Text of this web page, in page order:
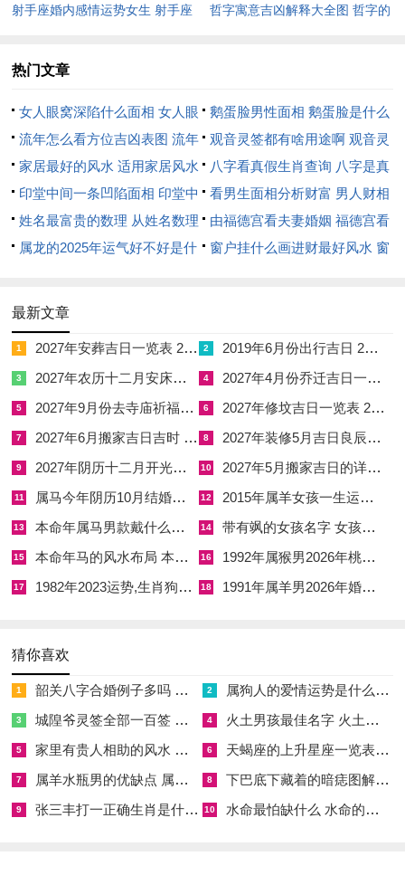
丙午年九月初十壬寅日。即阳历十月十九日，有青龙黄道吉神当
金，壬水坐寅木，水生木旺，木旺则九紫火势更盛，青龙属木，
之气贯通无碍。此日冲猴煞北，属猴者避之，北边方位忌动土，
东南方位则安然无虞。
值，兼有天德合星护持，明堂主开明通达，天德合主福泽绵长。
癸卯纳音金箔金，癸水坐卯木，水生木旺，卯为震宫正位属木，
与东南巽宫木气同气相求，九紫火星得木气源源不断之生扶。此
日冲鸡煞西，属鸡者避之，西边方位忌动土施工。
癸卯日水木清华，癸水为雨露之水，卯木为花草之木，皆属柔顺
之气，动土于此日者，主宅中人际关系与睦，家人相处融洽。明
堂星主光明正大，若为公门中人修造宅第，于此时动土，主仕途
清正、名望日隆，宜动土修造拆卸起基，忌入宅嫁娶安葬。
丙午年冬月廿九甲午日，即阳历十二月三十一日，有司命黄道吉
神当值，岁末收官之日，司命星主寿元安康与事业成就。
交炽，火旺极而见金气潜藏，然东南巽宫九紫火星得此甲午干支
火势加倍催旺，吉气冲天。此日冲鼠煞北，属鼠者忌亲自动土，
北边方位忌施工。
甲午日火势极盛，动土时须注意防火之事，不可于动土之处燃烛
焚香过多，以免火旺无制反伤宅运，司命星当值，主此日动土之
宅主人福寿绵长、子孙孝贤，宜动土修造起基安门，忌嫁娶行丧
射手座婚内感情运势女生 射手座
哲字寓意吉凶解释大全图 哲字的
热门文章
女人眼窝深陷什么面相 女人眼
窝深陷是短命相吗
鹅蛋脸男性面相 鹅蛋脸是什么
脸型男性
流年怎么看方位吉凶表图 流年
位置怎么看
观音灵签都有啥用途啊 观音灵
签全部签签词
家居最好的风水 适用家居风水
八字看真假生肖查询 八字是真
还是假
印堂中间一条凹陷面相 印堂中
间有条线沟好不好
看男生面相分析财富 男人财相
从哪里看
姓名最富贵的数理 从姓名数理
看富豪
由福德宫看夫妻婚姻 福德宫看
配偶生肖
属龙的2025年运气好不好是什
2025年属龙人的全年运势
窗户挂什么画进财最好风水 窗
最新文章
1 2027年安葬吉日一览表 2027年12月安葬吉日一览表 2 2019年6月份出行吉日 2027年6月出行吉日一览表
3 2027年农历十二月安床吉日 2027年正月安床吉日吉时查询 4 2027年4月份乔迁吉日一览表 2027年4月乔迁吉日吉时查询
5 2027年9月份去寺庙祈福的日子 2027年5月去寺庙吉日一览表 6 2027年修坟吉日一览表 2027年农历2月修坟吉日一览表
7 2027年6月搬家吉日吉时 2027年农历6月搬家吉日一览表 8 2027年装修5月吉日良辰查询表 2027年农历5月装修吉日一览表
9 2027年阴历十二月开光吉日 2027年12月开光吉日一览表 10 2027年5月搬家吉日的详细解释 2027年5月搬家吉日吉时查询
11 属马今年阴历10月结婚好吗 属马还有几年本命年结婚呢好吗 12 2015年属羊女孩一生运势 2015年属羊女2026年健康运好吗
13 本命年属马男款戴什么财神 本命年属马男士戴什么好一点 14 带有飒的女孩名字 女孩取名字带飒字有什么名字好听
15 本命年马的风水布局 本命年马的佛像怎么摆放 16 1992年属猴男2026年桃花运 1992年属猴男2026年感情运如何
17 1982年2023运势,生肖狗1982年2023运势 18 1991年属羊男2026年婚姻运势 1991年属羊男2026年感情运如何
猜你喜欢
1 韶关八字合婚例子多吗 韶关八字测风水 2 属狗人的爱情运势是什么意思 属狗的人爱情观
3 城隍爷灵签全部一百签 城隍爷灵签解签大全 4 火土男孩最佳名字 火土属性的字男孩名字有哪些
5 家里有贵人相助的风水 家里有贵人是什么意思 6 天蝎座的上升星座一览表 天蝎座的上升星座查询
7 属羊水瓶男的优缺点 属羊水瓶座男生性格爱情观 8 下巴底下藏着的暗痣图解 下巴尖底下有痣代表什么
9 张三丰打一正确生肖是什么意思 张三丰是指什么生肖 10 水命最怕缺什么 水命的人忌什么